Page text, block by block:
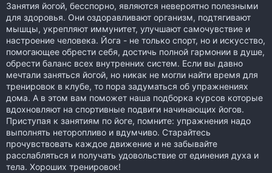
Занятия йогой, бесспорно, являются невероятно полезными
для здоровья. Они оздоравливают организм, подтягивают
мышцы, укрепляют иммунитет, улучшают самочувствие и
настроение человека. Йога - не только спорт, но и искусство,
помогающее обрести себя, достичь полной гармонии в душе,
обрести баланс всех внутренних систем. Если вы давно
мечтали заняться йогой, но никак не могли найти время для
тренировок в клубе, то пора задуматься об упражнениях
дома. А в этом вам поможет наша подборка курсов которые
вдохновляют на спортивные подвиги начинающих йогов.
Приступая к занятиям по йоге, помните: упражнения надо
выполнять неторопливо и вдумчиво. Старайтесь
прочувствовать каждое движение и не забывайте
расслабляться и получать удовольствие от единения духа и
тела. Хороших тренировок!